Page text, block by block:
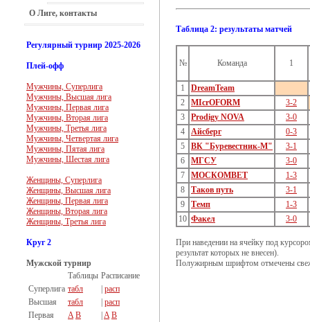
О Лиге, контакты
Регулярный турнир 2025-2026
Плей-офф
Мужчины, Суперлига
Мужчины, Высшая лига
Мужчины, Первая лига
Мужчины, Вторая лига
Мужчины, Третья лига
Мужчины, Четвертая лига
Мужчины, Пятая лига
Мужчины, Шестая лига
Женщины, Суперлига
Женщины, Высшая лига
Женщины, Первая лига
Женщины, Вторая лига
Женщины, Третья лига
Круг 2
Мужской турнир
Таблицы Расписание
Суперлига табл
расп
Высшая
табл
расп
Первая
A B A B
Таблица 2: результаты матчей
№ Команда 1
1
DreamTeam
2
MIcrOFORM
3-2
3
Prodigy NOVA
3-0
4
Айсберг
0-3
5
ВК "Буревестник-М"
3-1
6
МГСУ
3-0
7
МОСКОМВЕТ
1-3
8
Таков путь
3-1
9
Темп
1-3
10 Факел 3-0
При наведении на ячейку под
результат которых не внесен).
Полужирным шрифтом отмечены